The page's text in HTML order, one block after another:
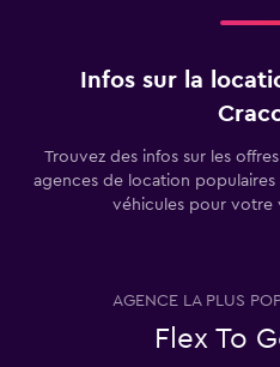
Infos sur la
Trouvez des infos sur les
agences de location
véhicules pour votre
AGENCE LA PLUS
Flex To